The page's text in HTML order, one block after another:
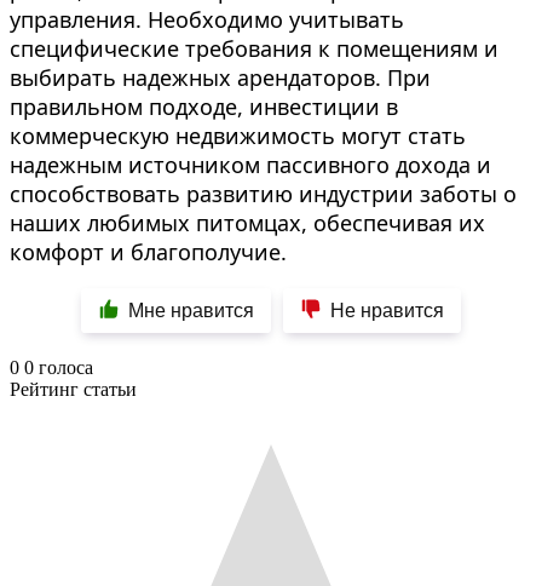
управления. Необходимо учитывать
специфические требования к помещениям и
выбирать надежных арендаторов. При
правильном подходе, инвестиции в
коммерческую недвижимость могут стать
надежным источником пассивного дохода и
способствовать развитию индустрии заботы о
наших любимых питомцах, обеспечивая их
комфорт и благополучие.
Мне нравится Не нравится
0 0 голоса
Рейтинг статьи